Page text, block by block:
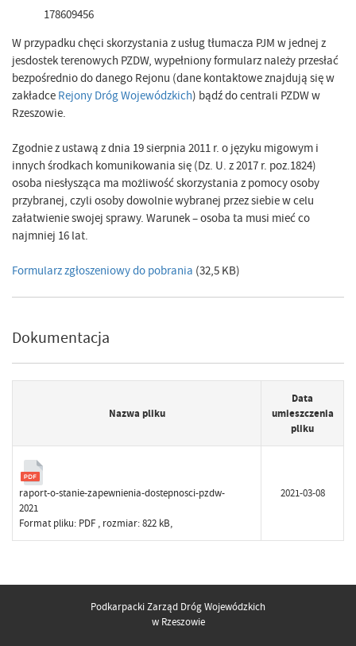
178609456
W przypadku chęci skorzystania z usług tłumacza PJM w jednej z
jesdostek terenowych PZDW, wypełniony formularz należy przesłać
bezpośrednio do danego Rejonu (dane kontaktowe znajdują się w
zakładce Rejony Dróg Wojewódzkich) bądź do centrali PZDW w
Rzeszowie.
Zgodnie z ustawą z dnia 19 sierpnia 2011 r. o języku migowym i
innych środkach komunikowania się (Dz. U. z 2017 r. poz.1824)
osoba niesłysząca ma możliwość skorzystania z pomocy osoby
przybranej, czyli osoby dowolnie wybranej przez siebie w celu
załatwienie swojej sprawy. Warunek – osoba ta musi mieć co
najmniej 16 lat.
Formularz zgłoszeniowy do pobrania (32,5 KB)
Dokumentacja
Nazwa pliku
Data
umieszczenia
pliku
raport-o-stanie-zapewnienia-dostepnosci-pzdw-
2021
Format pliku: PDF , rozmiar: 822 kB,
2021-03-08
Podkarpacki Zarząd Dróg Wojewódzkich
w Rzeszowie